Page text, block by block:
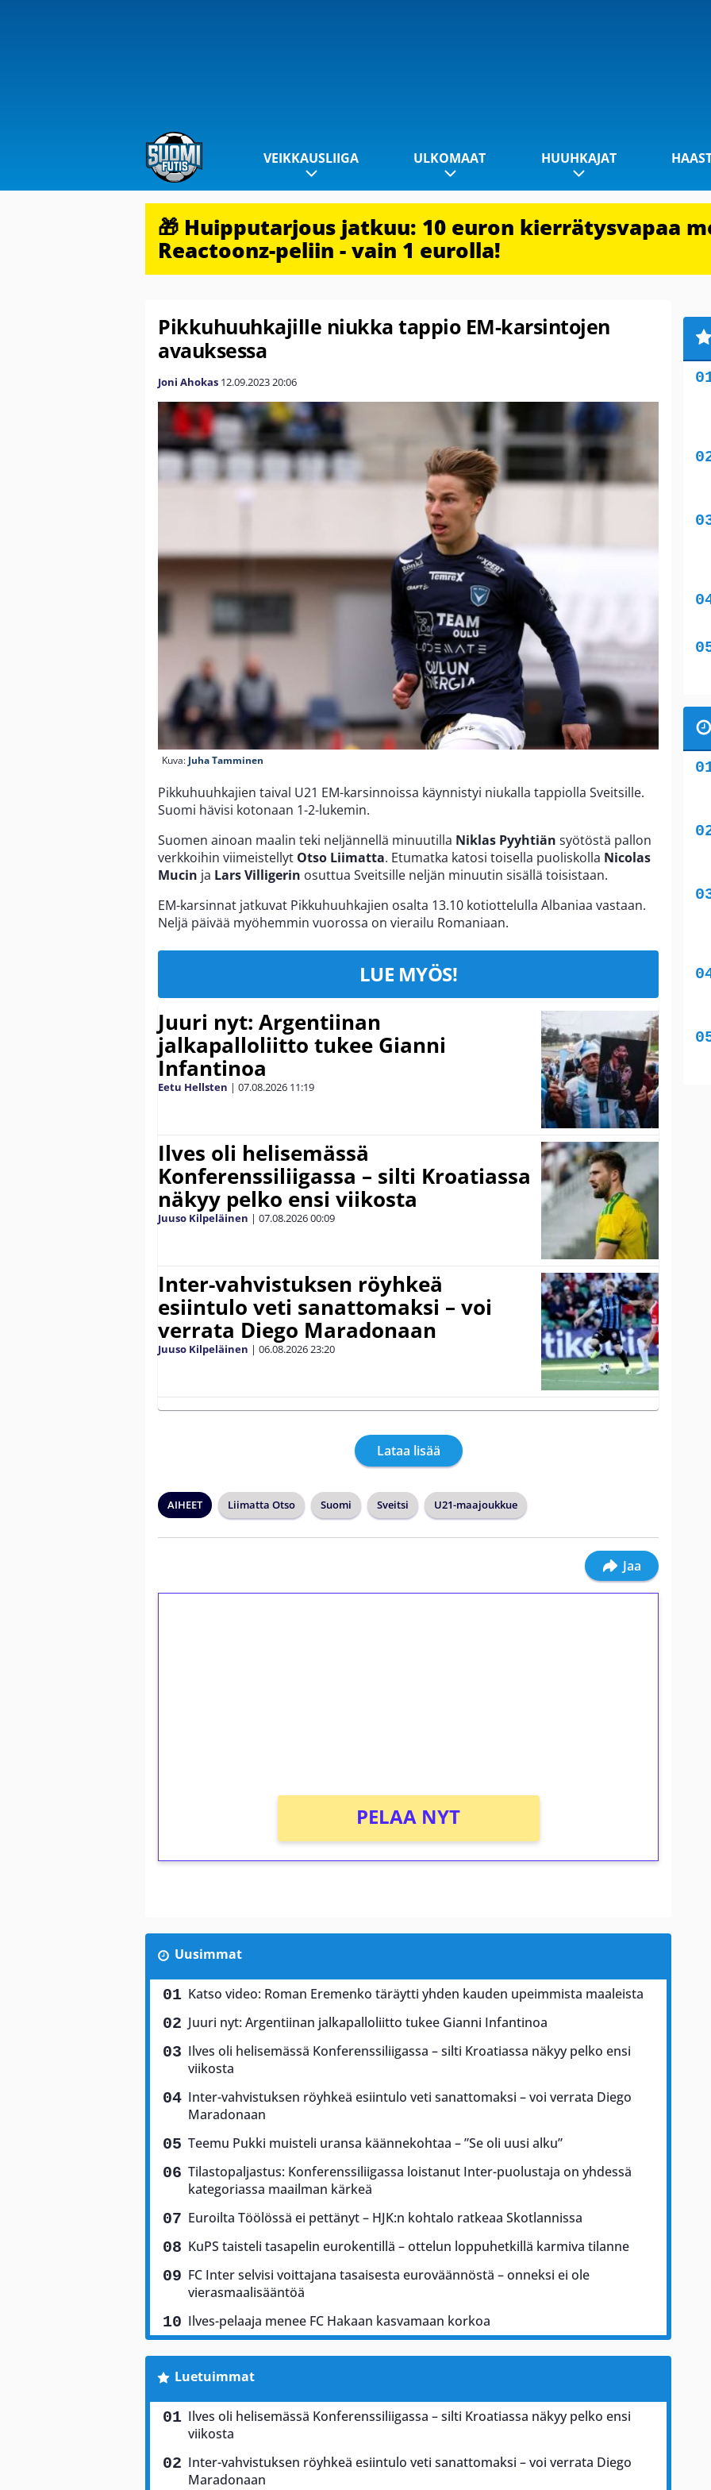
VEIKKAUSLIIGA ULKOMAAT HUUHKAJAT
🎁 Huipputarjous jatkuu: 10 euron kierrätysvapaa
Reactoonz-peliin - vain 1 eurolla!
Pikkuhuuhkajille niukka tappio EM-karsintojen
avauksessa
Joni Ahokas 12.09.202320:06
Kuva: Juha Tamminen
Pikkuhuuhkajien taival U21 EM-karsinnoissa käynnistyi niukalla tappiolla Sveitsille.
Suomi hävisi kotonaan 1-2-lukemin.
Suomen ainoan maalin teki neljännellä minuutilla Niklas Pyyhtiän syötöstä pallon
verkkoihin viimeistellyt Otso Liimatta. Etumatka katosi toisella puoliskolla Nicolas
Mucin ja Lars Villigerin osuttua Sveitsille neljän minuutin sisällä toisistaan.
EM-karsinnat jatkuvat Pikkuhuuhkajien osalta 13.10 kotiottelulla Albaniaa vastaan.
Neljä päivää myöhemmin vuorossa on vierailu Romaniaan.
LUE MYÖS!
Juuri nyt: Argentiinan
jalkapalloliitto tukee Gianni
Infantinoa
Eetu Hellsten | 07.08.2026 11:19
Ilves oli helisemässä
Konferenssiliigassa – silti Kroatiassa
näkyy pelko ensi viikosta
Juuso Kilpeläinen | 07.08.202600:09
Inter-vahvistuksen röyhkeä
esiintulo veti sanattomaksi – voi
verrata Diego Maradonaan
Juuso Kilpeläinen | 06.08.202623:20
Lataa lisää
AIHEET Liimatta Otso Suomi Sveitsi U21-maajoukkue
Jaa
PELAA NYT
Uusimmat
Katso video: Roman Eremenko täräytti yhden kauden upeimmista maaleista
Juuri nyt: Argentiinan jalkapalloliitto tukee Gianni Infantinoa
Ilves oli helisemässä Konferenssiliigassa – silti Kroatiassa näkyy pelko ensi
viikosta
Inter-vahvistuksen röyhkeä esiintulo veti sanattomaksi – voi verrata Diego
Maradonaan
Teemu Pukki muisteli uransa käännekohtaa – ”Se oli uusi alku”
Tilastopaljastus: Konferenssiliigassa loistanut Inter-puolustaja on yhdessä
kategoriassa maailman kärkeä
Euroilta Töölössä ei pettänyt – HJK:n kohtalo ratkeaa Skotlannissa
KuPS taisteli tasapelin eurokentillä – ottelun loppuhetkillä karmiva tilanne
FC Inter selvisi voittajana tasaisesta euroväännöstä – onneksi ei ole
vierasmaalisääntöä
Ilves-pelaaja menee FC Hakaan kasvamaan korkoa
Luetuimmat
Ilves oli helisemässä Konferenssiliigassa – silti Kroatiassa näkyy pelko ensi
viikosta
Inter-vahvistuksen röyhkeä esiintulo veti sanattomaksi – voi verrata Diego
Maradonaan